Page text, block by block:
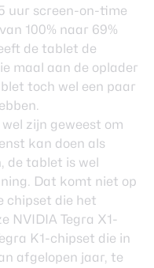
uur screen-on-time
100% naar 69%
de tablet de
maal aan de oplader
toch wel een paar
zijn geweest om
kan doen als
de tablet is wel
Dat komt niet op
chipset die het
NVIDIA Tegra X1-
K1-chipset die in
afgelopen jaar, te